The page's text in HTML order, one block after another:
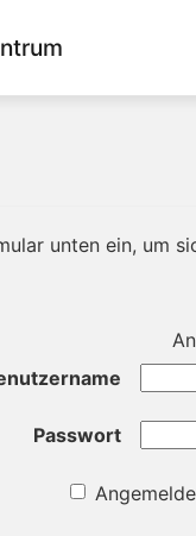
unten ein, um
Passwort